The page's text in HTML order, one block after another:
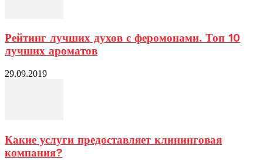
Рейтинг лучших духов с феромонами. Топ 10
лучших ароматов
29.09.2019
Какие услуги предоставляет клининговая
компания?